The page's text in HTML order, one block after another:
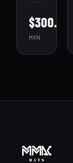
$300.00
MXN